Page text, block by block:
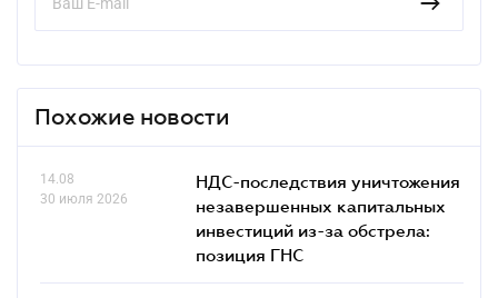
Похожие новости
14.08
30 июля 2026
НДС-последствия уничтожения
незавершенных капитальных
инвестиций из-за обстрела:
позиция ГНС